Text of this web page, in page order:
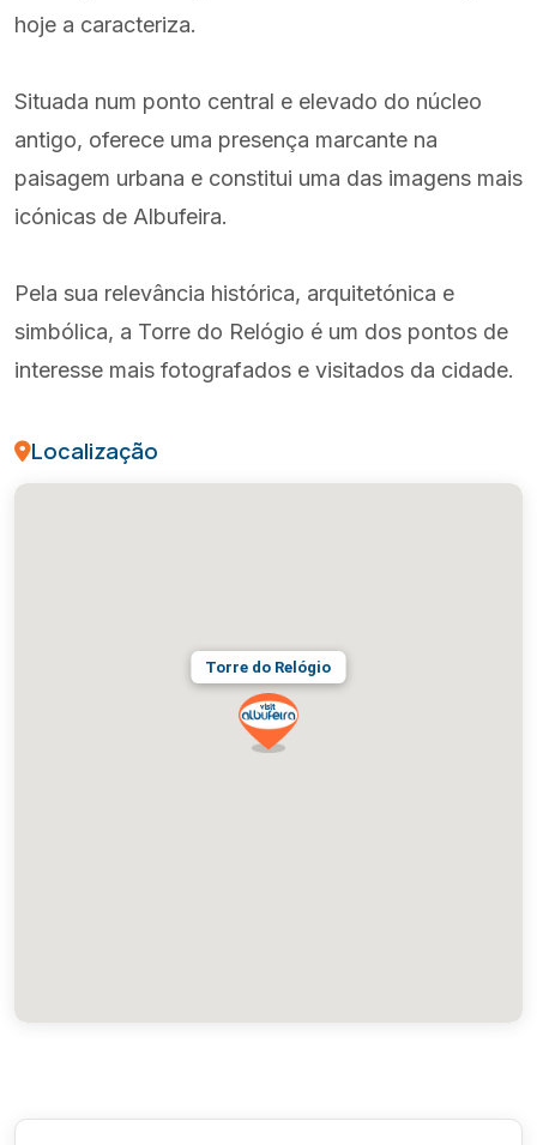
hoje a caracteriza.
Situada num ponto central e elevado do núcleo
antigo, oferece uma presença marcante na
paisagem urbana e constitui uma das imagens mais
icónicas de Albufeira.
Pela sua relevância histórica, arquitetónica e
simbólica, a Torre do Relógio é um dos pontos de
interesse mais fotografados e visitados da cidade.
Localização
Torre do Relógio